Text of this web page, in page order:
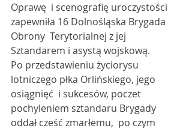
Oprawę  i scenografię uroczystości
zapewniła 16 Dolnośląska Brygada
Obrony  Terytorialnej z jej
Sztandarem i asystą wojskową.
Po przedstawieniu życiorysu
lotniczego płka Orlińskiego, jego
osiągnięć  i sukcesów, poczet
pochyleniem sztandaru Brygady
oddał cześć zmarłemu,  po czym